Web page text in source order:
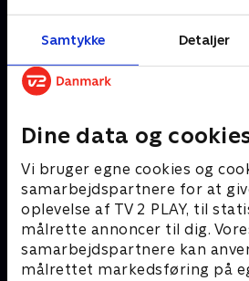
Samtykke Detaljer
Dine data og
Vi bruger egne cookies og
samarbejdspartnere for at
oplevelse af TV 2 PLAY, til
målrette annoncer til dig.
samarbejdspartnere kan
målrettet markedsføring på
Kræver tilkøb
Mere indhold fra Disney+